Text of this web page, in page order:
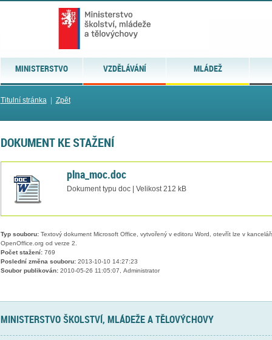
MINISTERSTVO VZDĚLÁVÁNÍ MLÁDEŽ
Titulní stránka| Zpět
DOKUMENT KE STAŽENÍ
plna_moc.doc
Dokument typu doc | Velikost 212 kB
Typ souboru:Textový dokument Microsoft Office, vytvořený v editoru Word, otevřít lze v
OpenOffice.org od verze 2.
Počet stažení:769
Poslední změna souboru:2013-10-10 14:27:23
Soubor publikován:2010-05-26 11:05:07, Administrator
MINISTERSTVO ŠKOLSTVÍ, MLÁDEŽE A TĚLOVÝCHOVY